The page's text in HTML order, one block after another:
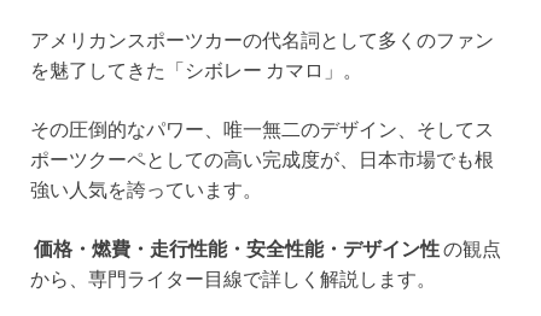
アメリカンスポーツカーの代名詞として多くのファン
を魅了してきた「シボレー カマロ」。
その圧倒的なパワー、唯一無二のデザイン、そしてス
ポーツクーペとしての高い完成度が、日本市場でも根
強い人気を誇っています。
価格・燃費・走行性能・安全性能・デザイン性の観点
から、専門ライター目線で詳しく解説します。